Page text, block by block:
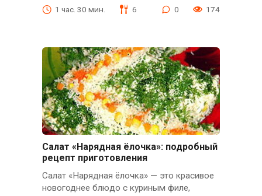
1 час. 30 мин. 6 0 174
Салат «Нарядная ёлочка»: подробный
рецепт приготовления
Салат «Нарядная ёлочка» — это красивое
новогоднее блюдо с куриным филе,